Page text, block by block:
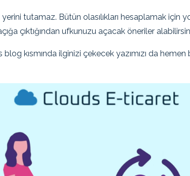
tutamaz. Bütün olasılıkları hesaplamak için
çıktığından ufkunuzu açacak öneriler
kısmında ilginizi çekecek yazımızı da hemen